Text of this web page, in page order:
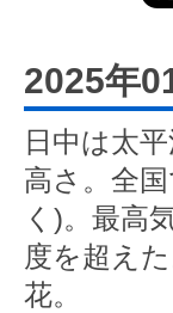
2025年
日中は太
高さ。全
く)。最高
度を超え
花。